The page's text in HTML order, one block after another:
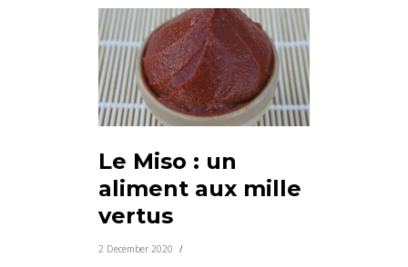
Le Miso : un
aliment aux mille
vertus
2 December 2020